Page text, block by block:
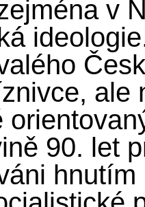
v
ale
90. let